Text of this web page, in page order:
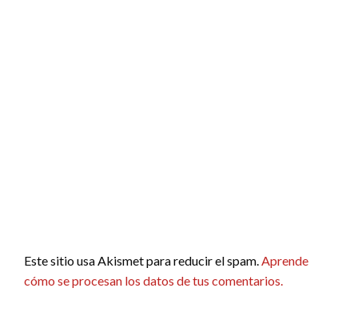
Este sitio usa Akismet para reducir el spam.Aprende
cómo se procesan los datos de tus comentarios.